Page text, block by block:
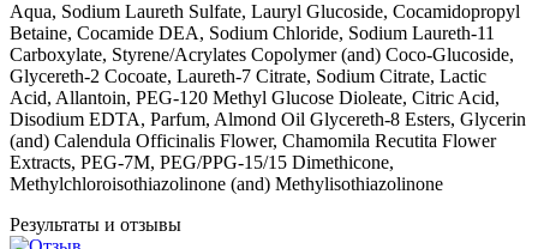
Aqua, Sodium Laureth Sulfate, Lauryl Glucoside, Cocamidopropyl
Betaine, Сocamide DEA, Sodium Chloride, Sodium Laureth-11
Carboxylate, Styrene/Acrylates Copolymer (and) Coco-Glucoside,
Glycereth-2 Cocoate, Laureth-7 Citrate, Sodium Citrate, Lactic
Acid, Allantoin, PEG-120 Methyl Glucose Dioleate, Сitric Acid,
Disodium EDTA, Parfum, Almond Oil Glycereth-8 Esters, Glycerin
(and) Сalendula Officinalis Flower, Chamomila Recutita Flower
Extracts, PEG-7M, PEG/PPG-15/15 Dimethicone,
Methylchloroisothiazolinone (and) Methylisothiazolinone
Результаты и отзывы